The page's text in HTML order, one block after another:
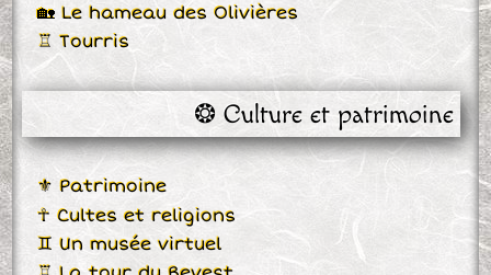
🏡 Le hameau des Olivières
♖ Tourris
❂ Culture et patrimoine
⚜ Patrimoine
☥ Cultes et religions
♊ Un musée virtuel